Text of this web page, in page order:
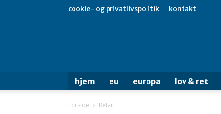
cookie- og privatlivspolitik kontakt
hjem eu europa lov & ret
Forside Retail